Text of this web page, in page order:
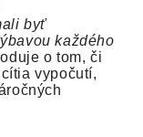
byť
každého
o tom, či
vypočutí,